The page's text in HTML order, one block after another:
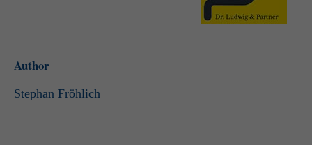
Author
Stephan Fröhlich
Cookie-Informationen anzeigen
standardmäßig blockiert. Wenn Cookies von externen Medien akzeptiert
mehr.